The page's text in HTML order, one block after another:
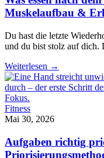
Muskelaufbau &
Du hast die letzte
und du bist stolz auf
Weiterlesen →
Fitness
Mai 30, 2026
Aufgaben richtig